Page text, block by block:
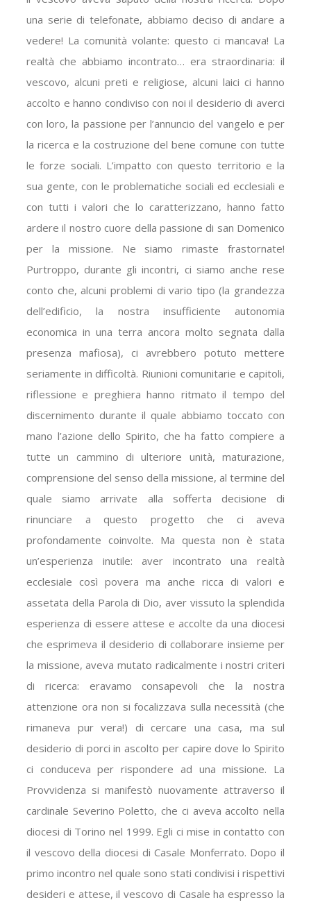
una serie di telefonate, abbiamo deciso di andare a
vedere! La comunità volante: questo ci mancava! La
realtà che abbiamo incontrato… era straordinaria: il
vescovo, alcuni preti e religiose, alcuni laici ci hanno
accolto e hanno condiviso con noi il desiderio di averci
con loro, la passione per l’annuncio del vangelo e per
la ricerca e la costruzione del bene comune con tutte
le forze sociali. L’impatto con questo territorio e la
sua gente, con le problematiche sociali ed ecclesiali e
con tutti i valori che lo caratterizzano, hanno fatto
ardere il nostro cuore della passione di san Domenico
per la missione. Ne siamo rimaste frastornate!
Purtroppo, durante gli incontri, ci siamo anche rese
conto che, alcuni problemi di vario tipo (la grandezza
dell’edificio, la nostra insufficiente autonomia
economica in una terra ancora molto segnata dalla
presenza mafiosa), ci avrebbero potuto mettere
seriamente in difficoltà. Riunioni comunitarie e capitoli,
riflessione e preghiera hanno ritmato il tempo del
discernimento durante il quale abbiamo toccato con
mano l’azione dello Spirito, che ha fatto compiere a
tutte un cammino di ulteriore unità, maturazione,
comprensione del senso della missione, al termine del
quale siamo arrivate alla sofferta decisione di
rinunciare a questo progetto che ci aveva
profondamente coinvolte. Ma questa non è stata
un’esperienza inutile: aver incontrato una realtà
ecclesiale così povera ma anche ricca di valori e
assetata della Parola di Dio, aver vissuto la splendida
esperienza di essere attese e accolte da una diocesi
che esprimeva il desiderio di collaborare insieme per
la missione, aveva mutato radicalmente i nostri criteri
di ricerca: eravamo consapevoli che la nostra
attenzione ora non si focalizzava sulla necessità (che
rimaneva pur vera!) di cercare una casa, ma sul
desiderio di porci in ascolto per capire dove lo Spirito
ci conduceva per rispondere ad una missione. La
Provvidenza si manifestò nuovamente attraverso il
cardinale Severino Poletto, che ci aveva accolto nella
diocesi di Torino nel 1999. Egli ci mise in contatto con
il vescovo della diocesi di Casale Monferrato. Dopo il
primo incontro nel quale sono stati condivisi i rispettivi
desideri e attese, il vescovo di Casale ha espresso la